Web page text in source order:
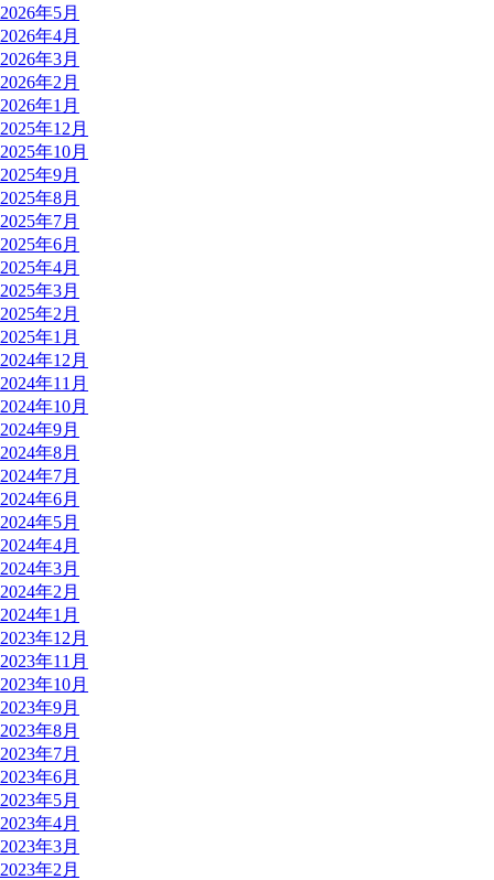
2026年5月
2026年4月
2026年3月
2026年2月
2026年1月
2025年12月
2025年10月
2025年9月
2025年8月
2025年7月
2025年6月
2025年4月
2025年3月
2025年2月
2025年1月
2024年12月
2024年11月
2024年10月
2024年9月
2024年8月
2024年7月
2024年6月
2024年5月
2024年4月
2024年3月
2024年2月
2024年1月
2023年12月
2023年11月
2023年10月
2023年9月
2023年8月
2023年7月
2023年6月
2023年5月
2023年4月
2023年3月
2023年2月